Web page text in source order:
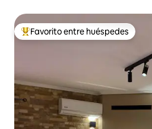
Favorito entre huéspedes preferido
Favorito entre huéspedes